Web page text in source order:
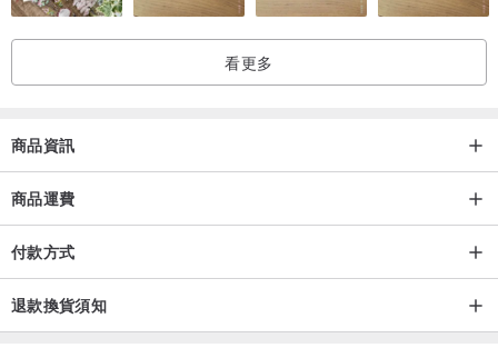
看更多
商品資訊
商品運費
付款方式
退款換貨須知